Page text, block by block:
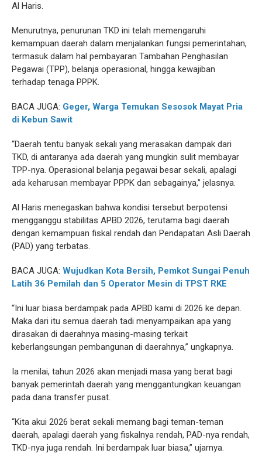
Al Haris.
Menurutnya, penurunan TKD ini telah memengaruhi
kemampuan daerah dalam menjalankan fungsi pemerintahan,
termasuk dalam hal pembayaran Tambahan Penghasilan
Pegawai (TPP), belanja operasional, hingga kewajiban
terhadap tenaga PPPK.
BACA JUGA: Geger, Warga Temukan Sesosok Mayat Pria
di Kebun Sawit
“Daerah tentu banyak sekali yang merasakan dampak dari
TKD, di antaranya ada daerah yang mungkin sulit membayar
TPP-nya. Operasional belanja pegawai besar sekali, apalagi
ada keharusan membayar PPPK dan sebagainya,” jelasnya.
Al Haris menegaskan bahwa kondisi tersebut berpotensi
mengganggu stabilitas APBD 2026, terutama bagi daerah
dengan kemampuan fiskal rendah dan Pendapatan Asli Daerah
(PAD) yang terbatas.
BACA JUGA: Wujudkan Kota Bersih, Pemkot Sungai Penuh
Latih 36 Pemilah dan 5 Operator Mesin di TPST RKE
“Ini luar biasa berdampak pada APBD kami di 2026 ke depan.
Maka dari itu semua daerah tadi menyampaikan apa yang
dirasakan di daerahnya masing-masing terkait
keberlangsungan pembangunan di daerahnya,” ungkapnya.
Ia menilai, tahun 2026 akan menjadi masa yang berat bagi
banyak pemerintah daerah yang menggantungkan keuangan
pada dana transfer pusat.
“Kita akui 2026 berat sekali memang bagi teman-teman
daerah, apalagi daerah yang fiskalnya rendah, PAD-nya rendah,
TKD-nya juga rendah. Ini berdampak luar biasa,” ujarnya.